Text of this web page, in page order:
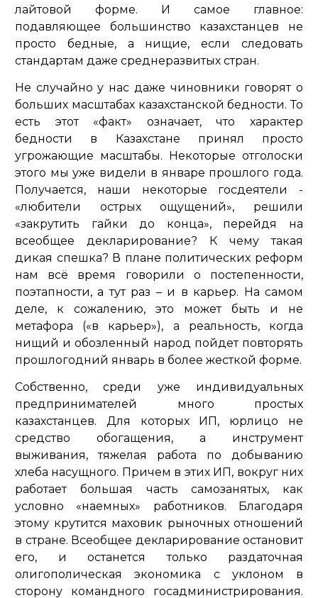
лайтовой форме. И самое главное:
подавляющее большинство казахстанцев не
просто бедные, а нищие, если следовать
стандартам даже среднеразвитых стран.
Не случайно у нас даже чиновники говорят о
больших масштабах казахстанской бедности. То
есть этот «факт» означает, что характер
бедности в Казахстане принял просто
угрожающие масштабы. Некоторые отголоски
этого мы уже видели в январе прошлого года.
Получается, наши некоторые госдеятели -
«любители острых ощущений», решили
«закрутить гайки до конца», перейдя на
всеобщее декларирование? К чему такая
дикая спешка? В плане политических реформ
нам всё время говорили о постепенности,
поэтапности, а тут раз – и в карьер. На самом
деле, к сожалению, это может быть и не
метафора («в карьер»), а реальность, когда
нищий и обозленный народ пойдет повторять
прошлогодний январь в более жесткой форме.
Собственно, среди уже индивидуальных
предпринимателей много простых
казахстанцев. Для которых ИП, юрлицо не
средство обогащения, а инструмент
выживания, тяжелая работа по добыванию
хлеба насущного. Причем в этих ИП, вокруг них
работает большая часть самозанятых, как
условно «наемных» работников. Благодаря
этому крутится маховик рыночных отношений
в стране. Всеобщее декларирование остановит
его, и останется только раздаточная
олигополическая экономика с уклоном в
сторону командного госадминистрирования.